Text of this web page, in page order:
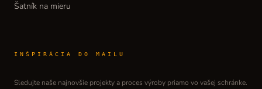
Šatník na mieru
INŠPIRÁCIA DO MAILU
Sledujte naše najnovšie projekty a proces výroby priamo vo vašej schránke.